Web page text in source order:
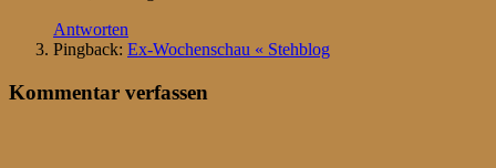
Antworten
Pingback: Ex-Wochenschau « Stehblog
Kommentar verfassen